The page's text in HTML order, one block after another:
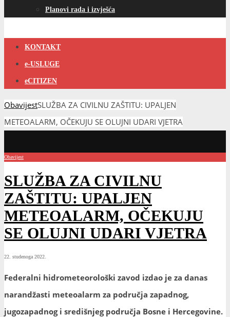
Planovi rada i izvješća
KONTAKT
e-USLUGE
eCITIZEN
ObavijestSLUŽBA ZA CIVILNU ZAŠTITU: UPALJEN
METEOALARM, OČEKUJU SE OLUJNI UDARI VJETRA
Obavijest
SLUŽBA ZA CIVILNU
ZAŠTITU: UPALJEN
METEOALARM, OČEKUJU
SE OLUJNI UDARI VJETRA
22. studenoga 2022.
Federalni hidrometeorološki zavod izdao je za danas
narandžasti meteoalarm za područja zapadnog,
jugozapadnog i središnjeg područja Bosne i Hercegovine.